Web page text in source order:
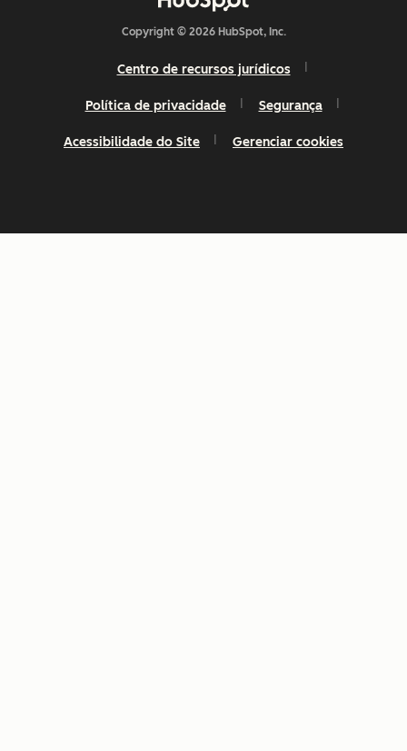
Copyright © 2026 HubSpot, Inc.
Centro de recursos jurídicos
Política de privacidade Segurança
Acessibilidade do Site Gerenciar cookies